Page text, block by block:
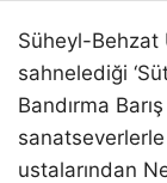
Süheyl-Behzat
sahnelediği
Bandırma
ustalarından